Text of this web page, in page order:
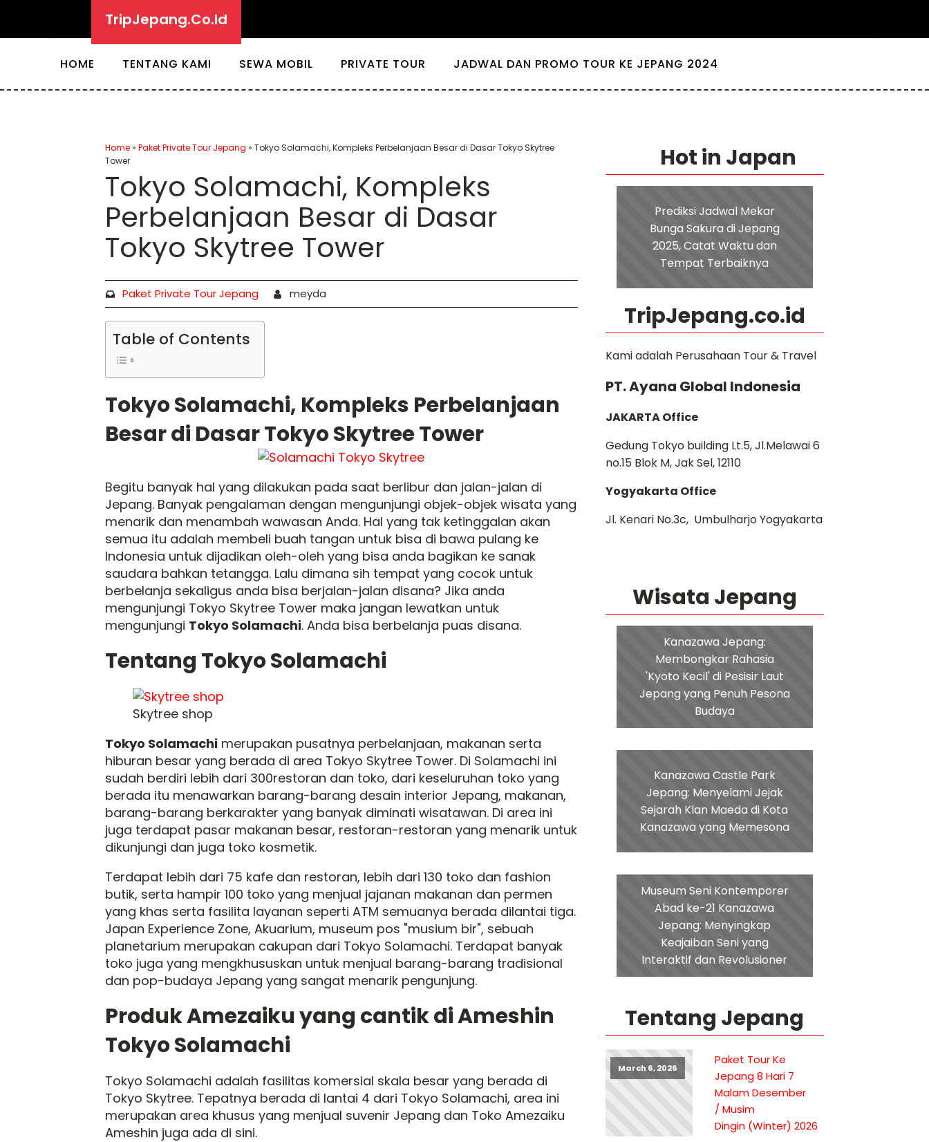
TripJepang.Co.Id
HOME TENTANG KAMI SEWA MOBIL PRIVATE TOUR JADWAL DAN PROMO TOUR KE JEPANG 2024
Home» Paket Private Tour Jepang » Tokyo Solamachi, Kompleks Perbelanjaan Besar di Dasar Tokyo Skytree
Tower
Tokyo Solamachi, Kompleks
Perbelanjaan Besar di Dasar
Tokyo Skytree Tower
Paket Private Tour Jepang meyda
Table of Contents
Tokyo Solamachi, Kompleks Perbelanjaan
Besar di Dasar Tokyo Skytree Tower
Begitu banyak hal yang dilakukan pada saat berlibur dan jalan-jalan di
Jepang. Banyak pengalaman dengan mengunjungi objek-objek wisata yang
menarik dan menambah wawasan Anda. Hal yang tak ketinggalan akan
semua itu adalah membeli buah tangan untuk bisa di bawa pulang ke
Indonesia untuk dijadikan oleh-oleh yang bisa anda bagikan ke sanak
saudara bahkan tetangga. Lalu dimana sih tempat yang cocok untuk
berbelanja sekaligus anda bisa berjalan-jalan disana? Jika anda
mengunjungi Tokyo Skytree Tower maka jangan lewatkan untuk
mengunjungi Tokyo Solamachi. Anda bisa berbelanja puas disana.
Tentang Tokyo Solamachi
Skytree shop
Tokyo Solamachi merupakan pusatnya perbelanjaan, makanan serta
hiburan besar yang berada di area Tokyo Skytree Tower. Di Solamachi ini
sudah berdiri lebih dari 300restoran dan toko, dari keseluruhan toko yang
berada itu menawarkan barang-barang desain interior Jepang, makanan,
barang-barang berkarakter yang banyak diminati wisatawan. Di area ini
juga terdapat pasar makanan besar, restoran-restoran yang menarik untuk
dikunjungi dan juga toko kosmetik.
Terdapat lebih dari 75 kafe dan restoran, lebih dari 130 toko dan fashion
butik, serta hampir 100 toko yang menjual jajanan makanan dan permen
yang khas serta fasilita layanan seperti ATM semuanya berada dilantai tiga.
Japan Experience Zone, Akuarium, museum pos "musium bir", sebuah
planetarium merupakan cakupan dari Tokyo Solamachi. Terdapat banyak
toko juga yang mengkhususkan untuk menjual barang-barang tradisional
dan pop-budaya Jepang yang sangat menarik pengunjung.
Produk Amezaiku yang cantik di Ameshin
Tokyo Solamachi
Tokyo Solamachi adalah fasilitas komersial skala besar yang berada di
Tokyo Skytree. Tepatnya berada di lantai 4 dari Tokyo Solamachi, area ini
merupakan area khusus yang menjual suvenir Jepang dan Toko Amezaiku
Ameshin juga ada di sini.
Hot in Japan
Prediksi Jadwal Mekar
Bunga Sakura di Jepang
2025, Catat Waktu dan
Tempat Terbaiknya
TripJepang.co.id
Kami adalah Perusahaan Tour & Travel
PT. Ayana Global Indonesia
JAKARTA Office
Gedung Tokyo building Lt.5, Jl.Melawai 6
no.15 Blok M, Jak Sel, 12110
Yogyakarta Office
Jl. Kenari No.3c, Umbulharjo Yogyakarta
Wisata Jepang
Kanazawa Jepang:
Membongkar Rahasia
'Kyoto Kecil' di Pesisir Laut
Jepang yang Penuh Pesona
Budaya
Kanazawa Castle Park
Jepang: Menyelami Jejak
Sejarah Klan Maeda di Kota
Kanazawa yang Memesona
Museum Seni Kontemporer
Abad ke-21 Kanazawa
Jepang: Menyingkap
Keajaiban Seni yang
Interaktif dan Revolusioner
Tentang Jepang
March 6, 2026
Paket Tour Ke
Jepang 8 Hari 7
Malam Desember
/ Musim
Dingin (Winter) 2026